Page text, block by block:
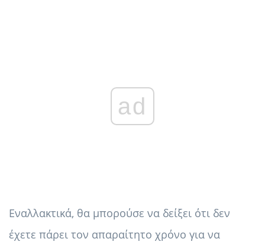
ad
Εναλλακτικά, θα μπορούσε να δείξει ότι δεν
έχετε πάρει τον απαραίτητο χρόνο για να